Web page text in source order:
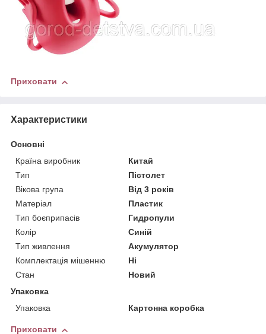
Приховати
Характеристики
Основні
Країна виробник
Китай
Тип
Пістолет
Вікова група
Від 3 років
Матеріал
Пластик
Тип боєприпасів
Гидропули
Колір
Синій
Тип живлення
Акумулятор
Комплектація мішенню
Ні
Стан
Новий
Упаковка
Упаковка
Картонна коробка
Приховати